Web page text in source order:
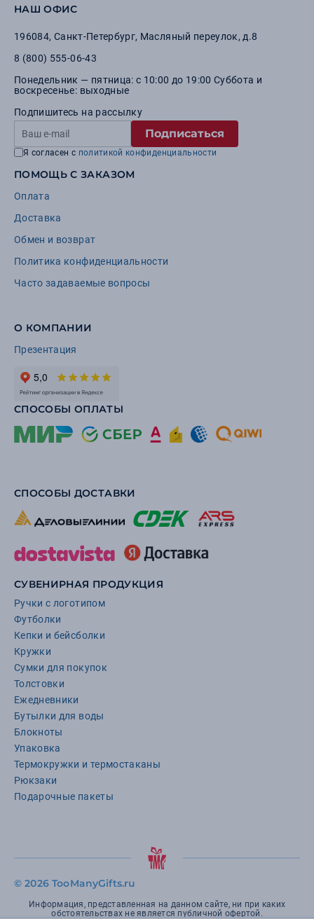
НАШ ОФИС
196084, Санкт-Петербург, Масляный переулок, д.8
8 (800) 555-06-43
Понедельник — пятница: с 10:00 до 19:00 Суббота и
воскресенье: выходные
Подпишитесь на рассылку
Подписаться
Я согласен с политикой конфиденциальности
ПОМОЩЬ С ЗАКАЗОМ
Оплата
Доставка
Обмен и возврат
Политика конфиденциальности
Часто задаваемые вопросы
О КОМПАНИИ
Презентация
СПОСОБЫ ОПЛАТЫ
СПОСОБЫ ДОСТАВКИ
СУВЕНИРНАЯ ПРОДУКЦИЯ
Ручки с логотипом
Футболки
Кепки и бейсболки
Кружки
Сумки для покупок
Толстовки
Ежедневники
Бутылки для воды
Блокноты
Упаковка
Термокружки и термостаканы
Рюкзаки
Подарочные пакеты
© 2026 TooManyGifts.ru
Информация, представленная на данном сайте, ни при каких
обстоятельствах не является публичной офертой.